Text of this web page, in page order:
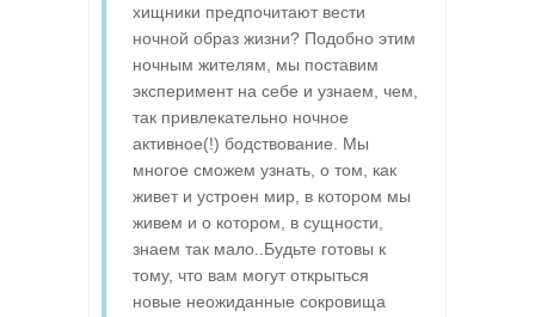
хищники предпочитают вести
ночной образ жизни? Подобно этим
ночным жителям, мы поставим
эксперимент на себе и узнаем, чем,
так привлекательно ночное
активное(!) бодствование. Мы
многое сможем узнать, о том, как
живет и устроен мир, в котором мы
живем и о котором, в сущности,
знаем так мало..Будьте готовы к
тому, что вам могут открыться
новые неожиданные сокровища